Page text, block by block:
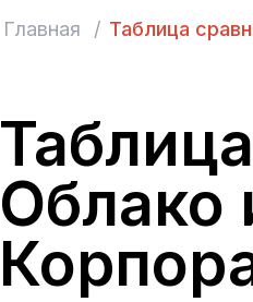
Главная / Таблица
Облако